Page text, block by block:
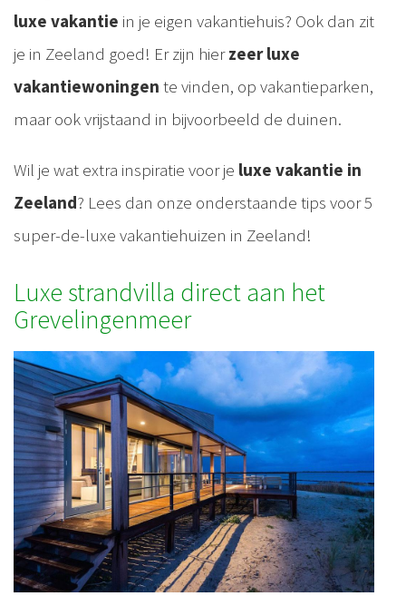
luxe vakantie in je eigen vakantiehuis? Ook dan zit
je in Zeeland goed! Er zijn hierzeer luxe
vakantiewoningen te vinden, op vakantieparken,
maar ook vrijstaand in bijvoorbeeld de duinen.
Wil je wat extra inspiratie voor je luxe vakantie in
Zeeland? Lees dan onze onderstaande tips voor 5
super-de-luxe vakantiehuizen in Zeeland!
Luxe strandvilla direct aan het
Grevelingenmeer